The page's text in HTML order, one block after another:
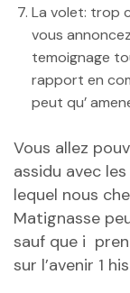
La volet: trop
vous
temoignage
rapport en
peut qu’
Vous allez
assidu avec
lequel nous
Matignasse
sauf que i
sur l’avenir 1